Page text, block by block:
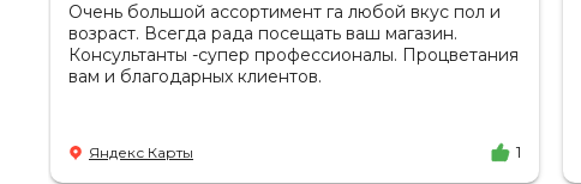
Очень большой ассортимент га любой вкус пол и
возраст. Всегда рада посещать ваш магазин.
Консультанты -супер профессионалы. Процветания
вам и благодарных клиентов.
Яндекс Карты 1